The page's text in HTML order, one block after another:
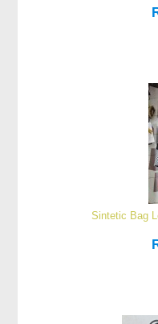
Sintetic Bag